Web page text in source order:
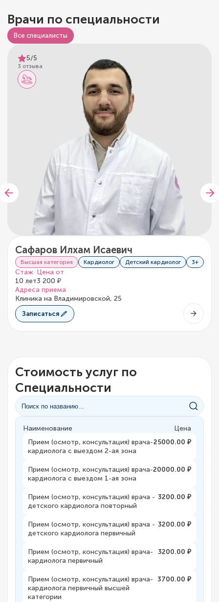
Врачи по специальности
Все специалисты
5/5
3 отзыва
Сафаров Илхам Исаевич
Высшая категория Кардиолог Детский кардиолог 3+
Стаж
10 лет
Цена от
3 200 ₽
Адреса приема
Клиника на Владимировской, 25
Записаться
Стоимость услуг по
Специальности
Наименование
Цена
Прием (осмотр, консультация) врача-
кардиолога с выездом 2-ая зона
25000.00 ₽
Прием (осмотр, консультация) врача-
кардиолога с выездом 1-ая зона
20000.00 ₽
Прием (осмотр, консультация) врача -
детского кардиолога повторный
3200.00 ₽
Прием (осмотр, консультация) врача -
детского кардиолога первичный
3200.00 ₽
Прием (осмотр, консультация) врача-
кардиолога первичный
3200.00 ₽
Прием (осмотр, консультация) врача-
кардиолога первичный высшей
категории
3700.00 ₽